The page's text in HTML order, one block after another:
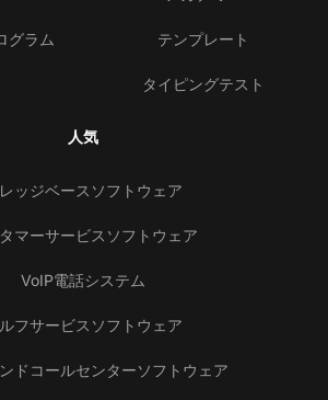
グラム テンプレート
タイピングテスト
人気
ッジベースソフトウェア
マーサービスソフトウェア
VoIP電話システム
フサービスソフトウェア
ドコールセンターソフトウェア